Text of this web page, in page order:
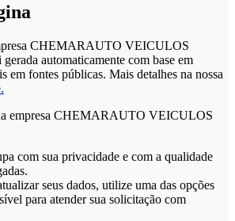
CHEMARAUTO VEICULOS
automaticamente com base em
em fontes públicas. Mais detalhes na nossa
empresa CHEMARAUTO VEICULOS
com sua privacidade e com a qualidade
seus dados, utilize uma das opções
para atender sua solicitação com